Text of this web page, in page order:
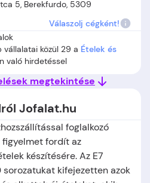
5, Berekfurdo, 5309
Válaszolj cégként!
vállalatai közül 29 a Ételek és
való hirdetéssel
megtekintése
Jofalat.hu
foglalkozó
fordít az
készítésére. Az E7
kifejezetten azok